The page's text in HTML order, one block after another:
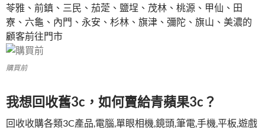
苓雅、前鎮、三民、茄萣、鹽埕、茂林、桃源、甲仙、田
寮、六龜、內門、永安、杉林、旗津、彌陀、旗山、美濃的
顧客前往門市
購買前
我想回收舊3c，如何賣給青蘋果3c？
回收收購各類3C產品,電腦,單眼相機,鏡頭,筆電,手機,平板,遊戲